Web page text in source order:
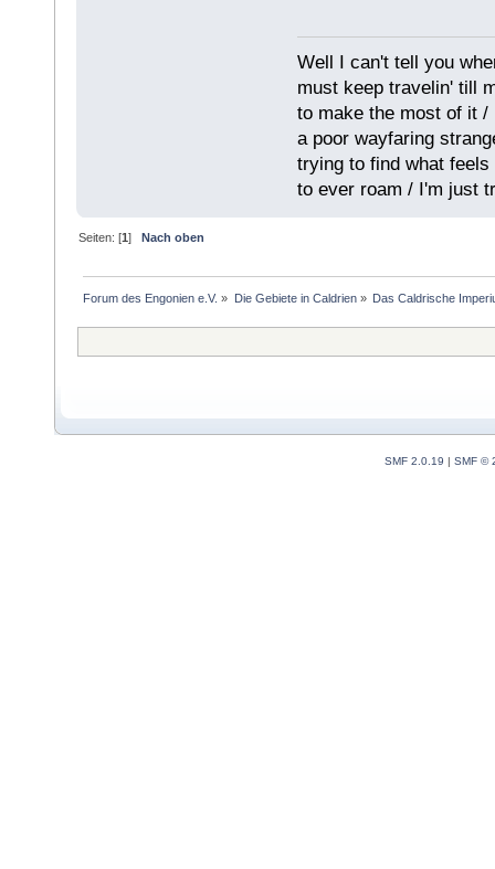
Well I can't tell you
must keep travelin' till
to make the most of it
a poor wayfaring
trying to find what
to ever roam / I'm just
Seiten: [1]Nach oben
Forum des Engonien e.V. » Die Gebiete in Caldrien» Das Caldrische
SMF 2.0.19 | SMF ©